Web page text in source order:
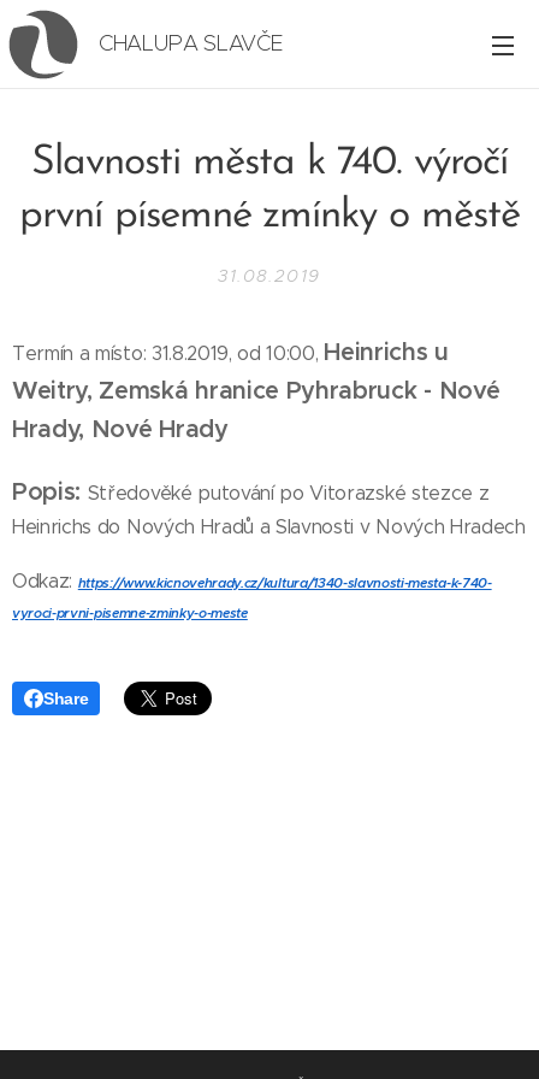
CHALUPA SLAVČE
Slavnosti města k 740. výročí
první písemné zmínky o městě
31.08.2019
Termín a místo: 31.8.2019, od 10:00, Heinrichs u
Weitry, Zemská hranice Pyhrabruck- Nové
Hrady, Nové Hrady
Popis: Středověké putování po Vitorazské stezce z
Heinrichs do Nových Hradů a Slavnosti v Nových Hradech
Odkaz: https://www.kicnovehrady.cz/kultura/1340-slavnosti-mesta-k-740-
vyroci-prvni-pisemne-zminky-o-meste
Share